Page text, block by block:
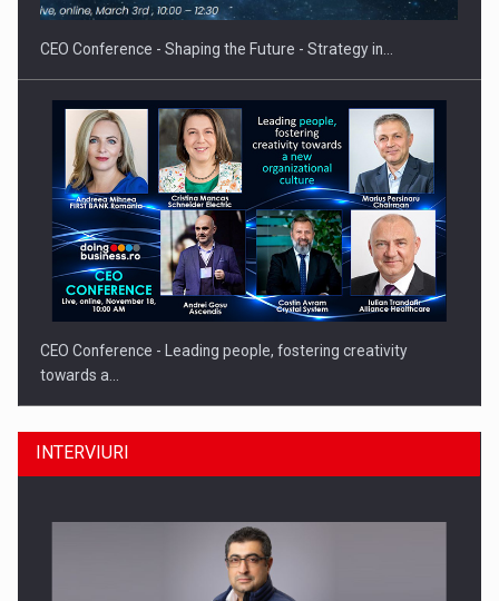
CEO Conference - Shaping the Future - Strategy in…
CEO Conference - Leading people, fostering creativity
towards a…
INTERVIURI